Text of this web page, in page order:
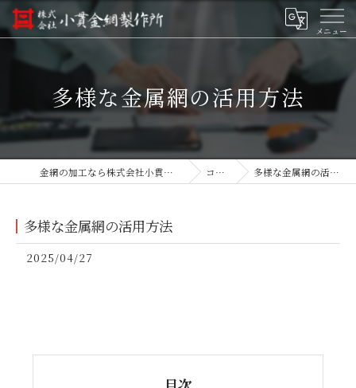
多様な金属網の活用方法
金網の加工なら株式会社小貫金網製作所 コラム 多様な金属網の活用方法
多様な金属網の活用方法
2025/04/27